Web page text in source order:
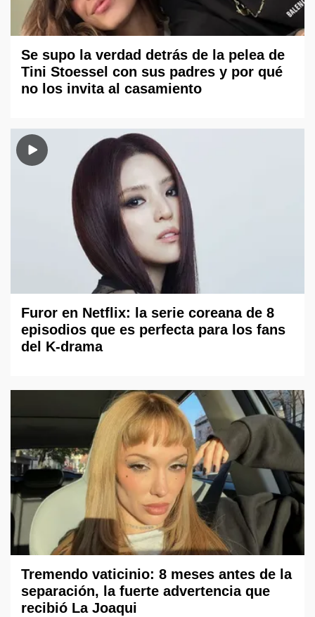
Se supo la verdad detrás de la pelea de
Tini Stoessel con sus padres y por qué
no los invita al casamiento
Furor en Netflix: la serie coreana de 8
episodios que es perfecta para los fans
del K-drama
Tremendo vaticinio: 8 meses antes de la
separación, la fuerte advertencia que
recibió La Joaqui